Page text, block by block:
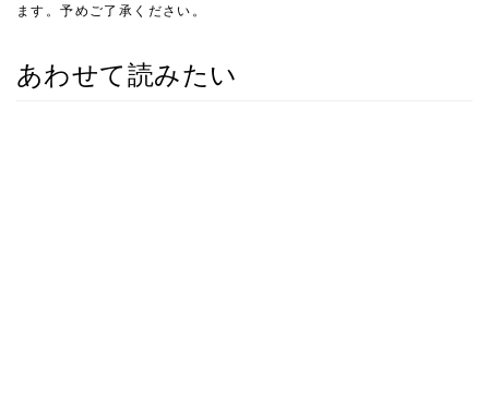
ます。予めご了承ください。
あわせて読みたい